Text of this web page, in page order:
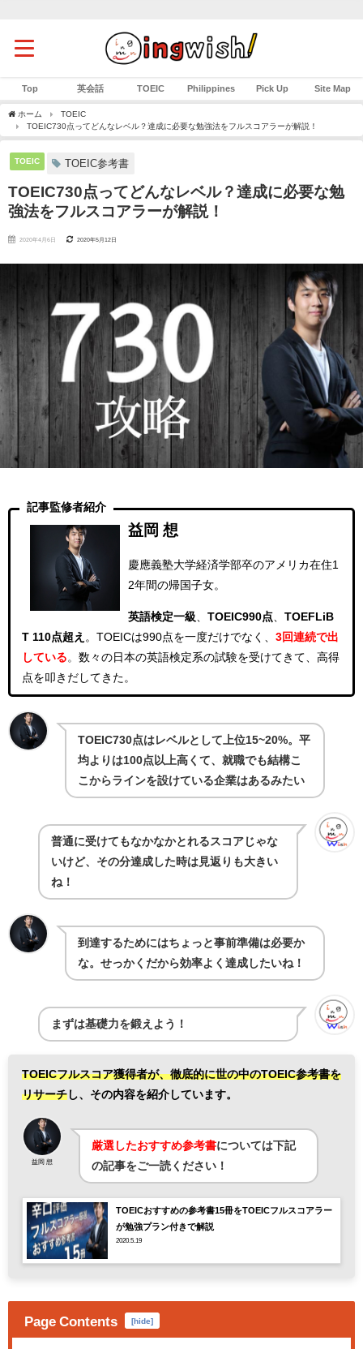
Top 英会話 TOEIC Philippines Pick Up Site Map
ホーム
TOEIC
TOEIC730点ってどんなレベル？達成に必要な勉強法をフルスコアラーが解説！
TOEIC TOEIC参考書
TOEIC730点ってどんなレベル？達成に必要な勉
強法をフルスコアラーが解説！
2020年4月6日 2020年5月12日
記事監修者紹介
益岡 想
慶應義塾大学経済学部卒のアメリカ在住1
2年間の帰国子女。
英語検定一級 、TOEIC990点 、TOEFLiB
T 110点超え 。 TOEICは990点を一度だけでなく、 3回連続で出
している 。 数々の日本の英語検定系の試験を受けてきて、高得
点を叩きだしてきた。
TOEIC730点はレベルとして上位15~20%。平
均よりは100点以上高くて、就職でも結構こ
こからラインを設けている企業はあるみたい
普通に受けてもなかなかとれるスコアじゃな
いけど、その分達成した時は見返りも大きい
ね！
到達するためにはちょっと事前準備は必要か
な。せっかくだから効率よく達成したいね！
まずは基礎力を鍛えよう！
TOEICフルスコア獲得者が、徹底的に世の中のTOEIC参考書を
リサーチ し、 その内容を紹介しています。
益岡 想
厳選したおすすめ参考書については下記
の記事をご一読ください！
TOEICおすすめの参考書15冊をTOEICフルスコアラー
が勉強プラン付きで解説
2020.5.19
Page Contents [hide]